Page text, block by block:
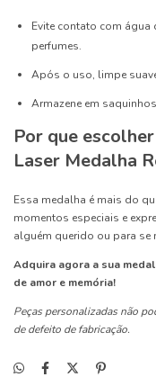
Evite contato com
perfumes.
Após o uso, limpe
Armazene em
Por que
Laser Medalha
Essa medalha é mais do
momentos especiais e
alguém querido ou para se
Adquira agora a sua
de amor e memória!
Peças personalizadas não
de defeito de fabricação.